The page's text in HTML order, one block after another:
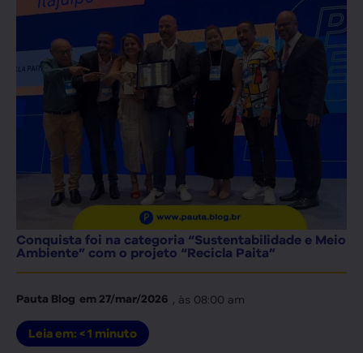
Conquista foi na categoria “Sustentabilidade e Meio
Ambiente” com o projeto “Recicla Paita”
Pauta Blog em 27/mar/2026 , às 08:00 am
Leia em: < 1 minuto